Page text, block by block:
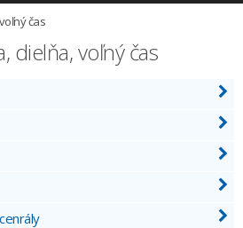
čas
dielňa, voľný čas